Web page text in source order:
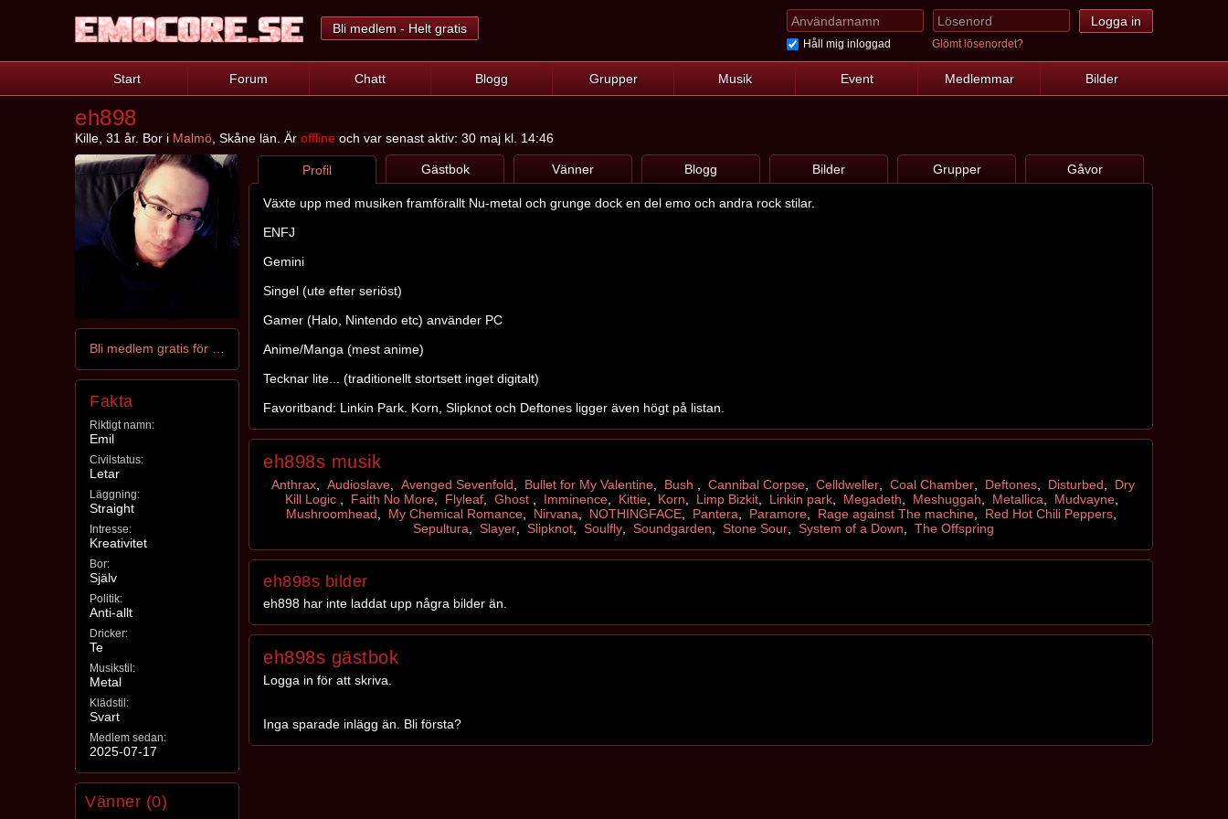
Bli medlem - Helt gratis
Håll mig inloggad Glömt lösenordet?
Start Forum Chatt Blogg Grupper Musik Event Medlemmar Bilder
eh898
Kille, 31 år. Bor i Malmö , Skåne län. Är offline och var senast aktiv: 30 maj kl. 14:46
Fakta
Riktigt namn:
Emil
Civilstatus:
Letar
Läggning:
Straight
Intresse:
Kreativitet
Bor:
Själv
Politik:
Anti-allt
Dricker:
Te
Musikstil:
Metal
Klädstil:
Svart
Medlem sedan:
2025-07-17
Vänner (0)
Profil Gästbok Vänner Blogg Bilder Grupper Gåvor
Växte upp med musiken framförallt Nu-metal och grunge dock en del emo och andra rock stilar.
ENFJ
Gemini
Singel (ute efter seriöst)
Gamer (Halo, Nintendo etc) använder PC
Anime/Manga (mest anime)
Tecknar lite... (traditionellt stortsett inget digitalt)
Favoritband: Linkin Park. Korn, Slipknot och Deftones ligger även högt på listan.
eh898s musik
Anthrax Audioslave Avenged Sevenfold Bullet for My Valentine Bush Cannibal Corpse Celldweller Coal Chamber Deftones Disturbed
Dry
Kill Logic
Faith No More, Flyleaf, Ghost Imminence, Kittie, Korn Limp Bizkit, Linkin park, Megadeth Meshuggah Metallica Mudvayne,
Mushroomhead
My Chemical Romance Nirvana NOTHINGFACE Pantera Paramore Rage against The machine Red Hot Chili Peppers
Sepultura
Slayer, Slipknot, Soulfly, Soundgarden Stone Sour, System of a Down The Offspring
eh898s bilder
eh898 har inte laddat upp några bilder än.
eh898s gästbok
Logga in för att skriva.
Inga sparade inlägg än. Bli första?